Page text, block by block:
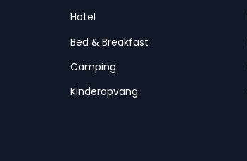
Hotel
Bed & Breakfast
Camping
Kinderopvang